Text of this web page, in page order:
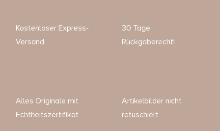
Kostenloser Express-
Versand
30 Tage
Rückgaberecht!
Alles Originale mit
Echtheitszertifikat
Artikelbilder nicht
retuschiert